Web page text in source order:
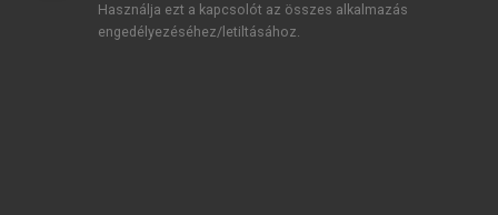
Használja ezt a kapcsolót az összes alkalmazás
engedélyezéséhez/letiltásához.